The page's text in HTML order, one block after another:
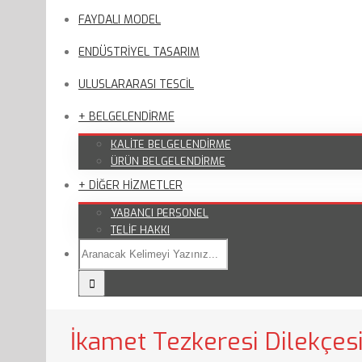
FAYDALI MODEL
ENDÜSTRİYEL TASARIM
ULUSLARARASI TESCİL
+ BELGELENDİRME
KALİTE BELGELENDİRME
ÜRÜN BELGELENDİRME
+ DİĞER HİZMETLER
YABANCI PERSONEL
TELİF HAKKI
İkamet Tezkeresi